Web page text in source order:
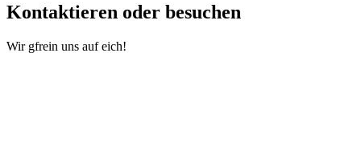
Kontaktieren oder besuchen
Wir gfrein uns auf eich!